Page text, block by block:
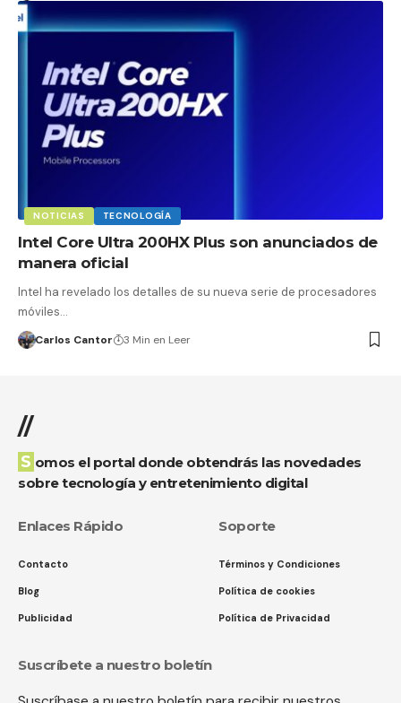
NOTICIAS TECNOLOGÍA
Intel Core Ultra 200HX Plus son anunciados de
manera oficial
Intel ha revelado los detalles de su nueva serie de procesadores
móviles…
Carlos Cantor 3 Min en Leer
//
Somos el portal donde obtendrás las novedades
sobre tecnología y entretenimiento digital
Enlaces Rápido
Contacto
Blog
Publicidad
Soporte
Términos y Condiciones
Política de cookies
Política de Privacidad
Suscríbete a nuestro boletín